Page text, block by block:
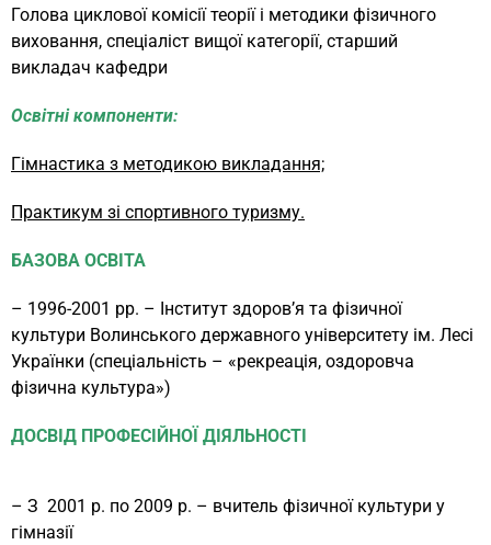
Голова циклової комісії теорії і методики фізичного
виховання, спеціаліст вищої категорії, старший
викладач кафедри
Освітні компоненти:
Гімнастика з методикою викладання;
Практикум зі спортивного туризму.
БАЗОВА ОСВІТА
– 1996-2001 рр. – Інститут здоров’я та фізичної
культури Волинського державного університету ім. Лесі
Українки (спеціальність – «рекреація, оздоровча
фізична культура»)
ДОСВІД ПРОФЕСІЙНОЇ ДІЯЛЬНОСТІ
– З 2001 р. по 2009 р. – вчитель фізичної культури у
гімназії